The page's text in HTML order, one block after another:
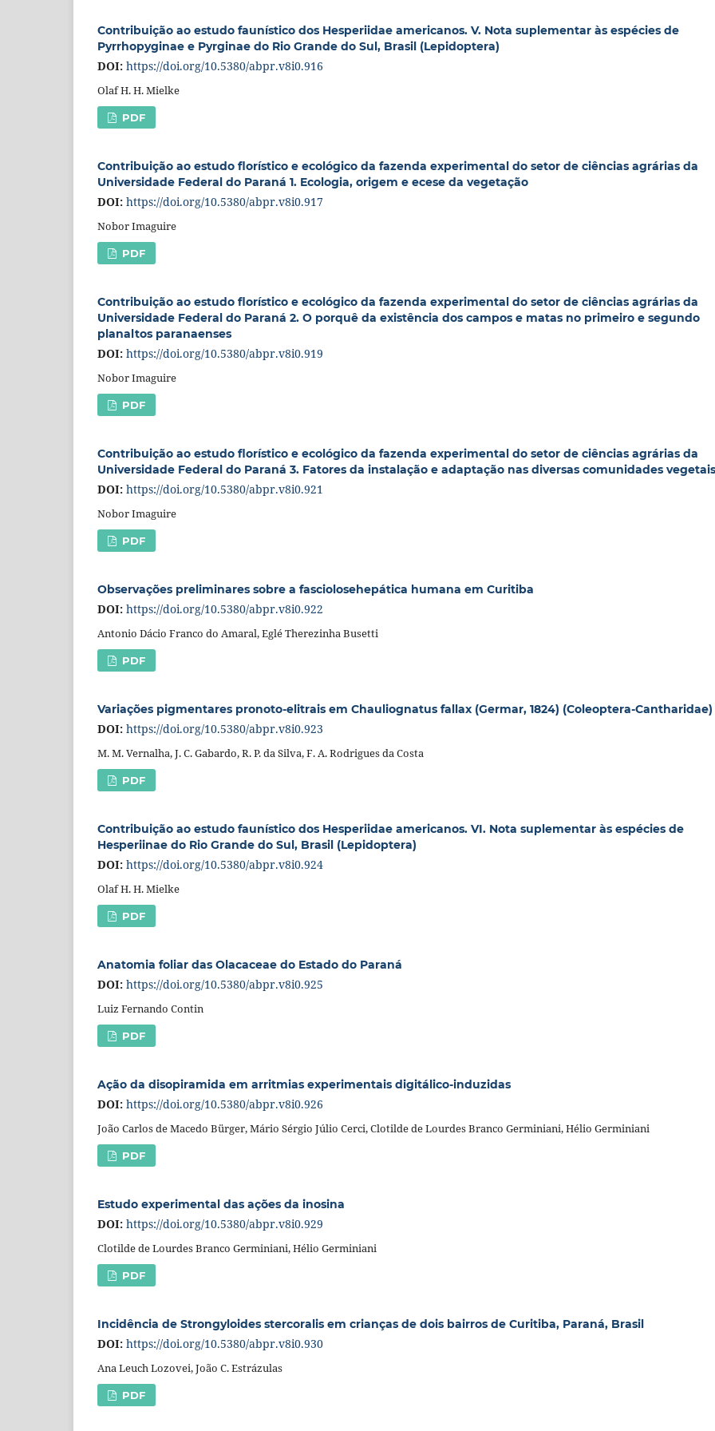
Contribuição ao estudo faunístico dos Hesperiidae americanos. V. Nota suplementar às espécies de
Pyrrhopyginae e Pyrginae do Rio Grande do Sul, Brasil (Lepidoptera)
DOI: https://doi.org/10.5380/abpr.v8i0.916
Olaf H. H. Mielke
PDF
Contribuição ao estudo florístico e ecológico da fazenda experimental do setor de ciências agrárias da
Universidade Federal do Paraná 1. Ecologia, origem e ecese da vegetação
DOI: https://doi.org/10.5380/abpr.v8i0.917
Nobor Imaguire
PDF
Contribuição ao estudo florístico e ecológico da fazenda experimental do setor de ciências agrárias da
Universidade Federal do Paraná 2. O porquê da existência dos campos e matas no primeiro e segundo
planaltos paranaenses
DOI: https://doi.org/10.5380/abpr.v8i0.919
Nobor Imaguire
PDF
Contribuição ao estudo florístico e ecológico da fazenda experimental do setor de ciências agrárias da
Universidade Federal do Paraná 3. Fatores da instalação e adaptação nas diversas comunidades vegetais
DOI: https://doi.org/10.5380/abpr.v8i0.921
Nobor Imaguire
PDF
Observações preliminares sobre a fasciolosehepática humana em Curitiba
DOI: https://doi.org/10.5380/abpr.v8i0.922
Antonio Dácio Franco do Amaral, Eglé Therezinha Busetti
PDF
Variações pigmentares pronoto-elitrais em Chauliognatus fallax (Germar, 1824) (Coleoptera-Cantharidae)
DOI: https://doi.org/10.5380/abpr.v8i0.923
M. M. Vernalha, J. C. Gabardo, R. P. da Silva, F. A. Rodrigues da Costa
PDF
Contribuição ao estudo faunístico dos Hesperiidae americanos. VI. Nota suplementar às espécies de
Hesperiinae do Rio Grande do Sul, Brasil (Lepidoptera)
DOI: https://doi.org/10.5380/abpr.v8i0.924
Olaf H. H. Mielke
PDF
Anatomia foliar das Olacaceae do Estado do Paraná
DOI: https://doi.org/10.5380/abpr.v8i0.925
Luiz Fernando Contin
PDF
Ação da disopiramida em arritmias experimentais digitálico-induzidas
DOI: https://doi.org/10.5380/abpr.v8i0.926
João Carlos de Macedo Bürger, Mário Sérgio Júlio Cerci, Clotilde de Lourdes Branco Germiniani, Hélio Germiniani
PDF
Estudo experimental das ações da inosina
DOI: https://doi.org/10.5380/abpr.v8i0.929
Clotilde de Lourdes Branco Germiniani, Hélio Germiniani
PDF
Incidência de Strongyloides stercoralis em crianças de dois bairros de Curitiba, Paraná, Brasil
DOI: https://doi.org/10.5380/abpr.v8i0.930
Ana Leuch Lozovei, João C. Estrázulas
PDF